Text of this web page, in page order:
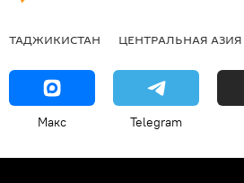
ТАДЖИКИСТАН ЦЕНТРАЛЬНАЯ АЗИЯ
Макс Telegram